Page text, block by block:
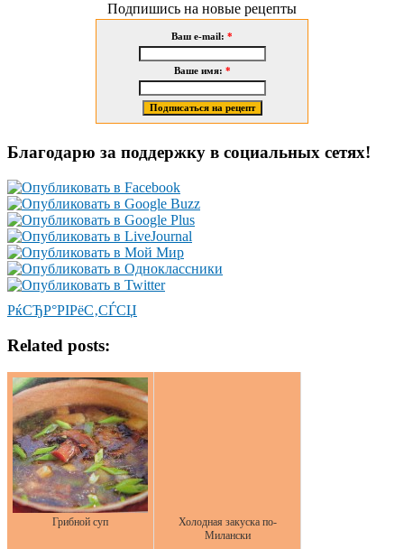
Подпишись на новые рецепты
Ваш e-mail: *
Ваше имя: *
Благодарю за поддержку в социальных сетях!
РќСЂР°РІРёС‚СЃСЏ
Related posts:
Грибной суп
Холодная закуска по-
Милански